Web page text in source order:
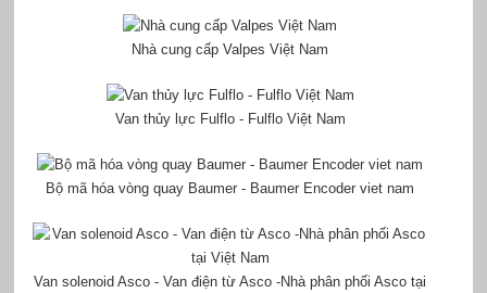
Nhà cung cấp Valpes Việt Nam
Van thủy lực Fulflo - Fulflo Việt Nam
Bộ mã hóa vòng quay Baumer - Baumer Encoder viet nam
Van solenoid Asco - Van điện từ Asco -Nhà phân phối Asco tại